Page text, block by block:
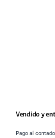
Vendido y
Pago al contado